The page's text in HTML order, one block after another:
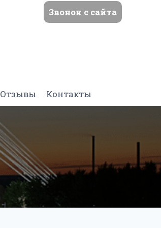
Звонок с сайта
Отзывы Контакты